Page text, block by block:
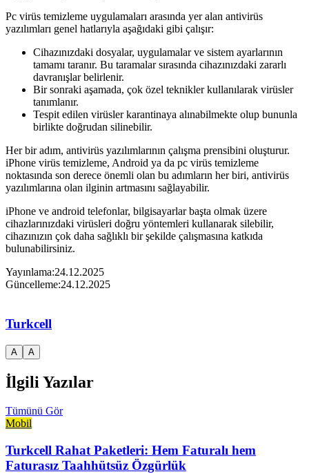
Pc virüs temizleme uygulamaları arasında yer alan antivirüs
yazılımları genel hatlarıyla aşağıdaki gibi çalışır:
Cihazınızdaki dosyalar, uygulamalar ve sistem ayarlarının
tamamı taranır. Bu taramalar sırasında cihazınızdaki zararlı
davranışlar belirlenir.
Bir sonraki aşamada, çok özel teknikler kullanılarak virüsler
tanımlanır.
Tespit edilen virüsler karantinaya alınabilmekte olup bununla
birlikte doğrudan silinebilir.
Her bir adım, antivirüs yazılımlarının çalışma prensibini oluşturur.
iPhone virüs temizleme, Android ya da pc virüs temizleme
noktasında son derece önemli olan bu adımların her biri, antivirüs
yazılımlarına olan ilginin artmasını sağlayabilir.
iPhone ve android telefonlar, bilgisayarlar başta olmak üzere
cihazlarınızdaki virüsleri doğru yöntemleri kullanarak silebilir,
cihazınızın çok daha sağlıklı bir şekilde çalışmasına katkıda
bulunabilirsiniz.
Yayınlama:24.12.2025
Güncelleme:24.12.2025
Turkcell
A A
İlgili Yazılar
Tümünü Gör
Mobil
Turkcell Rahat Paketleri: Hem Faturalı hem
Faturasız Taahhütsüz Özgürlük